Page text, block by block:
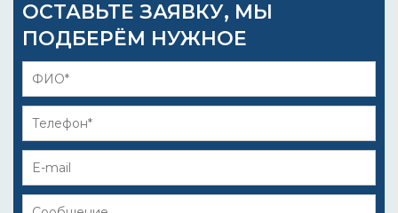
ОСТАВЬТЕ ЗАЯВКУ, МЫ
ПОДБЕРЁМ НУЖНОЕ